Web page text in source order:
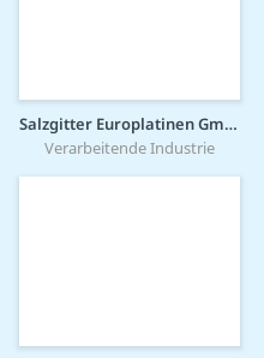
Salzgitter Europlatinen GmbH
Verarbeitende Industrie